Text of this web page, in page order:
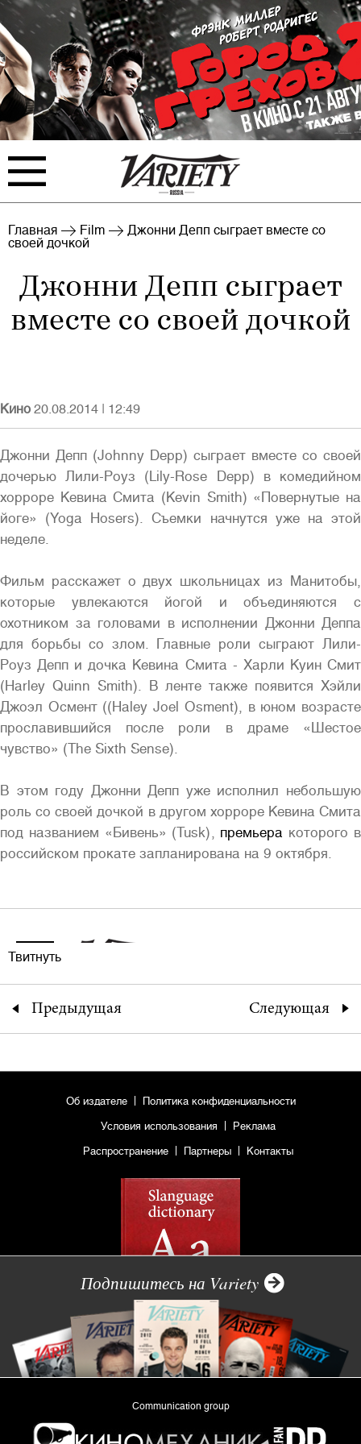
FILM TV
RANKING INDUSTRY
EVENTS ARCHIVE
Войти
Полная версия сайта
Главная Film
Джонни Депп сыграет вместе со
своей дочкой
Джонни Депп сыграет
вместе со своей дочкой
Кино 20.08.2014 | 12:49
Джонни Депп (Johnny Depp) сыграет вместе со своей
дочерью Лили-Роуз (Lily-Rose Depp) в комедийном
хорроре Кевина Смита (Kevin Smith) «Повернутые на
йоге» (Yoga Hosers). Съемки начнутся уже на этой
неделе.
Фильм расскажет о двух школьницах из Манитобы,
которые увлекаются йогой и объединяются с
охотником за головами в исполнении Джонни Деппа
для борьбы со злом. Главные роли сыграют Лили-
Роуз Депп и дочка Кевина Смита - Харли Куин Смит
(Harley Quinn Smith). В ленте также появится Хэйли
Джоэл Осмент ((Haley Joel Osment), в юном возрасте
прославившийся после роли в драме «Шестое
чувство» (The Sixth Sense).
В этом году Джонни Депп уже исполнил небольшую
роль со своей дочкой в другом хорроре Кевина Смита
под названием «Бивень» (Tusk), премьера которого в
российском прокате запланирована на 9 октября.
Твитнуть
Предыдущая Следующая
Об издателе Политика конфиденциальности
Условия использования Реклама
Распространение Партнеры Контакты
Подпишитесь на Variety
Communication group
«Planeta Inform»